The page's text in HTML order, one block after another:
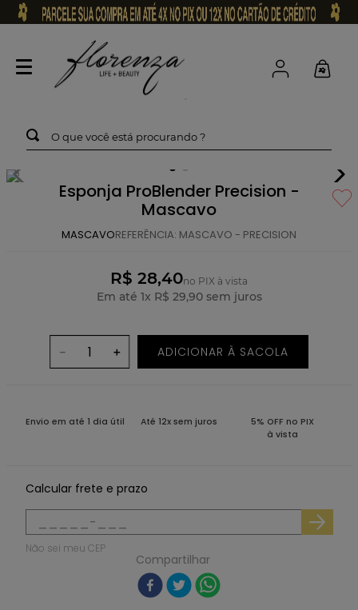
O que você está procurando ?
Esponja ProBlender Precision -
Mascavo
MASCAVOREFERÊNCIA: MASCAVO - PRECISION
R$ 28,40no PIX à vista
Em até 1x R$ 29,90sem juros
＋
－ ADICIONAR À SACOLA
Envio em até 1 dia útil Até 12x sem juros
5% OFF no PIX
à vista
Calcular frete e prazo
Não sei meu CEP
Compartilhar